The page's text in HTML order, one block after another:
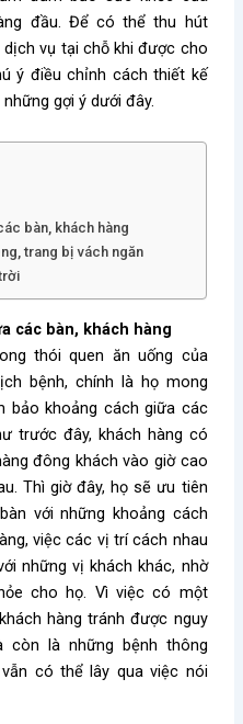
đầu. Để có thể thu hút
vụ tại chỗ khi được cho
ý điều chỉnh cách thiết kế
gợi ý dưới đây.
bàn, khách hàng
trang bị vách ngăn
các bàn, khách hàng
thói quen ăn uống của
bệnh, chính là họ mong
bảo khoảng cách giữa các
trước đây, khách hàng có
đông khách vào giờ cao
Thì giờ đây, họ sẽ ưu tiên
với những khoảng cách
việc các vị trí cách nhau
những vị khách khác, nhờ
cho họ. Vì việc có một
hàng tránh được nguy
còn là những bệnh thông
có thể lây qua việc nói